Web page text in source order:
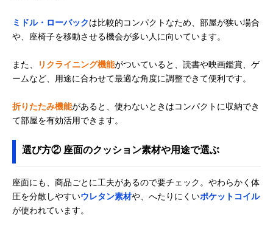
ミドル・ローバックは比較的コンパクトなため、部屋が狭い場合
や、座椅子を移動させる機会が多い人に向いています。
また、 リクライニング機能がついていると、読書や映画鑑賞、ゲ
ームなど、用途に合わせて最適な角度に調整できて便利です。
折りたたみ機能があると、使わないときはコンパクトに収納でき
て部屋を有効活用できます。
選び方② 座面のクッション素材や用途で選ぶ
座面にも、商品ごとに工夫があるので要チェック。やわらかく体
圧を分散しやすいウレタン素材や、へたりにくいポケットコイル
が使われています。